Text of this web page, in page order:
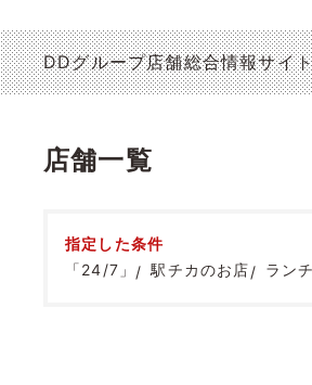
DDグループ店舗総合情報サイ
店舗一覧
指定した条件
「24/7」
駅チカのお店 ラン